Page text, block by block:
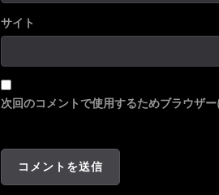
サイト
次回のコメントで使用するためブラウザ